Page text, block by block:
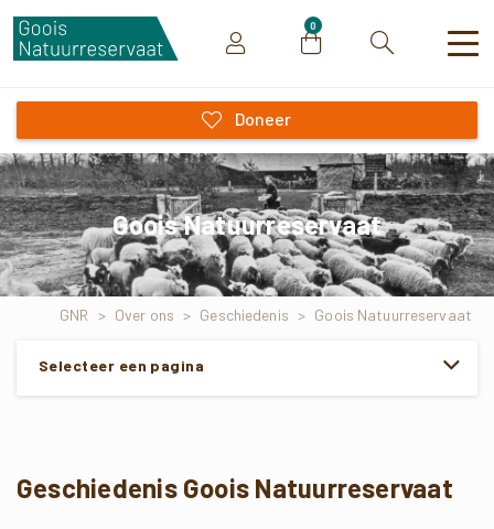
0
Zoeken
Doneer
Goois Natuurreservaat
GNR > Over ons > Geschiedenis > Goois Natuurreservaat
Selecteer een pagina
Geschiedenis Goois Natuurreservaat